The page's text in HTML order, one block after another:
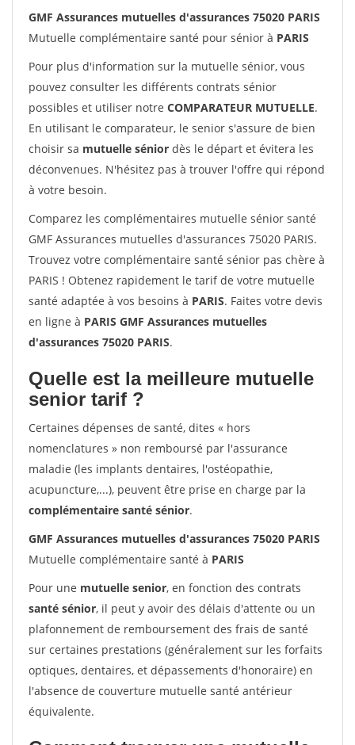
GMF Assurances mutuelles d'assurances 75020 PARIS
Mutuelle complémentaire santé pour sénior à PARIS
Pour plus d'information sur la mutuelle sénior, vous
pouvez consulter les différents contrats sénior
possibles et utiliser notre COMPARATEUR MUTUELLE.
En utilisant le comparateur, le senior s'assure de bien
choisir sa mutuelle sénior dès le départ et évitera les
déconvenues. N'hésitez pas à trouver l'offre qui répond
à votre besoin.
Comparez les complémentaires mutuelle sénior santé
GMF Assurances mutuelles d'assurances 75020 PARIS.
Trouvez votre complémentaire santé sénior pas chère à
PARIS ! Obtenez rapidement le tarif de votre mutuelle
santé adaptée à vos besoins à PARIS. Faites votre devis
en ligne à PARIS GMF Assurances mutuelles
d'assurances 75020 PARIS.
Quelle est la meilleure mutuelle
senior tarif ?
Certaines dépenses de santé, dites « hors
nomenclatures » non remboursé par l'assurance
maladie (les implants dentaires, l'ostéopathie,
acupuncture,...), peuvent être prise en charge par la
complémentaire santé sénior.
GMF Assurances mutuelles d'assurances 75020 PARIS
Mutuelle complémentaire santé à PARIS
Pour une mutuelle senior, en fonction des contrats
santé sénior, il peut y avoir des délais d'attente ou un
plafonnement de remboursement des frais de santé
sur certaines prestations (généralement sur les forfaits
optiques, dentaires, et dépassements d'honoraire) en
l'absence de couverture mutuelle santé antérieur
équivalente.